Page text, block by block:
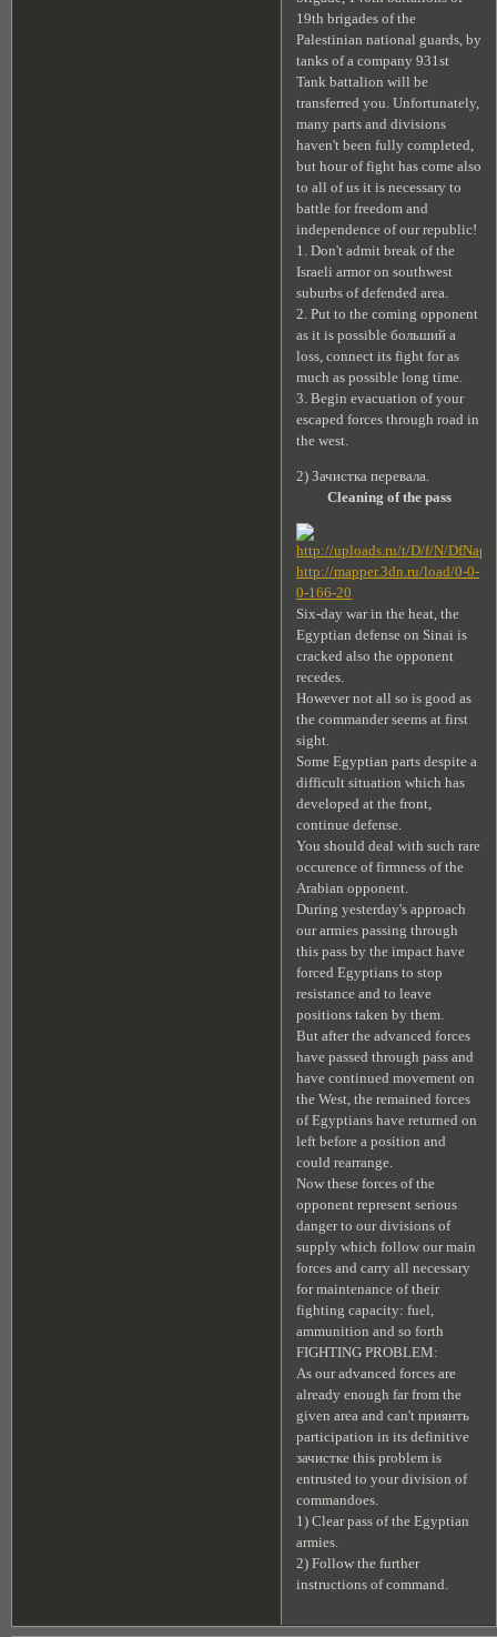
19th brigades of the
Palestinian national guards, by
tanks of a company 931st
Tank battalion will be
transferred you. Unfortunately,
many parts and divisions
haven't been fully completed,
but hour of fight has come also
to all of us it is necessary to
battle for freedom and
independence of our republic!
1. Don't admit break of the
Israeli armor on southwest
suburbs of defended area.
2. Put to the coming opponent
as it is possible больший a
loss, connect its fight for as
much as possible long time.
3. Begin evacuation of your
escaped forces through road in
the west.
2) Зачистка перевала.
Cleaning of the pass
http://mapper.3dn.ru/load/0-0-
0-166-20
Six-day war in the heat, the
Egyptian defense on Sinai is
cracked also the opponent
recedes.
However not all so is good as
the commander seems at first
sight.
Some Egyptian parts despite a
difficult situation which has
developed at the front,
continue defense.
You should deal with such rare
occurence of firmness of the
Arabian opponent.
During yesterday's approach
our armies passing through
this pass by the impact have
forced Egyptians to stop
resistance and to leave
positions taken by them.
But after the advanced forces
have passed through pass and
have continued movement on
the West, the remained forces
of Egyptians have returned on
left before a position and
could rearrange.
Now these forces of the
opponent represent serious
danger to our divisions of
supply which follow our main
forces and carry all necessary
for maintenance of their
fighting capacity: fuel,
ammunition and so forth
FIGHTING PROBLEM:
As our advanced forces are
already enough far from the
given area and can't приянть
participation in its definitive
зачистке this problem is
entrusted to your division of
commandoes.
1) Clear pass of the Egyptian
armies.
2) Follow the further
instructions of command.